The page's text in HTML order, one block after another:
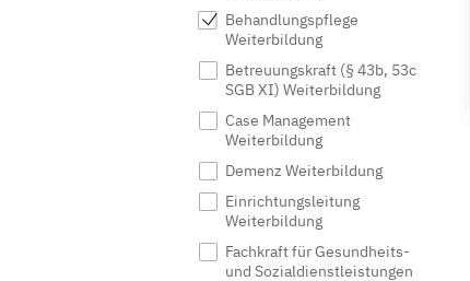
Behandlungspflege
Weiterbildung
Betreuungskraft (§ 43b, 53c
SGB XI) Weiterbildung
Case Management
Weiterbildung
Demenz Weiterbildung
Einrichtungsleitung
Weiterbildung
Fachkraft für Gesundheits-
und Sozialdienstleistungen